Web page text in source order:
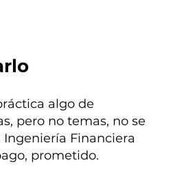
algo de
pero no temas, no se
Financiera
prometido.